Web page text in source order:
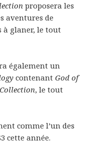
proposera les
aventures de
à glaner, le tout
également un
contenantGod of
, le tout
comme l’un des
cette année.